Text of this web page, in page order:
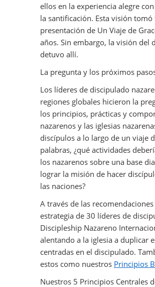
ellos en la experiencia alegre
la santificación. Esta visión
presentación de Un Viaje de
años. Sin embargo, la visión del
detuvo allí.
La pregunta y los próximos
Los líderes de discipulado
regiones globales hicieron la
los principios, prácticas y
nazarenos y las iglesias
discípulos a lo largo de un viaje
palabras, ¿qué actividades
los nazarenos sobre una base
lograr la misión de hacer
las naciones?
A través de las
estrategia de 30 líderes de
Discipleship Nazareno
alentando a la iglesia a duplicar
centradas en el discipulado.
estos como nuestros Principios
Nuestros 5 Principios Centrales